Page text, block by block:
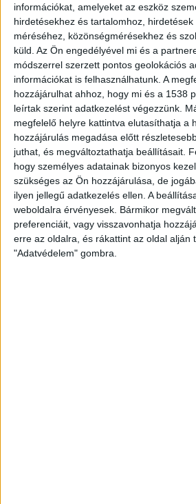
információkat, amelyeket az eszköz
hirdetésekhez és tartalomhoz,
méréséhez, közönségmérésekhez és
küld. Az Ön engedélyével mi és a
módszerrel szerzett pontos geolokációs
információkat is felhasználhatunk. A
hozzájárulhat ahhoz, hogy mi és a 1538
leírtak szerint adatkezelést végezzünk.
megfelelő helyre kattintva elutasíthatja a
hozzájárulás megadása előtt
juthat, és megváltoztathatja beállításait.
hogy személyes adatainak bizonyos
szükséges az Ön hozzájárulása, de
ilyen jellegű adatkezelés ellen. A
weboldalra érvényesek. Bármikor
preferenciáit, vagy visszavonhatja
erre az oldalra, és rákattint az oldal alján
"Adatvédelem" gombra.
Két év sem kellett: máris
amerikai villanyautóját a
Kilencmillió alatt indul a
Volkswagen